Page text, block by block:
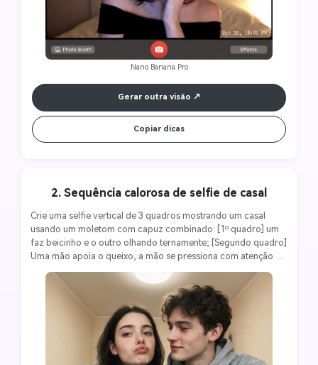
Nano Banana Pro
Gerar outra visão
Copiar dicas
2. Sequência calorosa de selfie de casal
Crie uma selfie vertical de 3 quadros mostrando um casal
usando um moletom com capuz combinado: [1º quadro] um
faz beicinho e o outro olhando ternamente; [Segundo quadro]
Uma mão apoia o queixo, a mão se pressiona com atenção e a
estúpido e o outro está muito próximo. Ambiente: Quarto com
paredes bege e luz de teto suave. Estilo: Instagram-Franco,
tons quentes com baixa saturação, texturas sutis,
microexpressões naturais, dobras de capuz e sombras
compartilhadas com renderização realista.